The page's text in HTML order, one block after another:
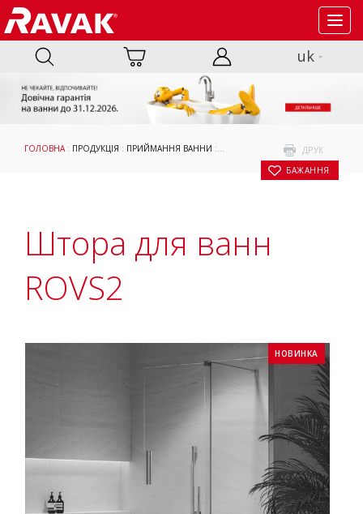
uk
ДРУК
БАЖАННЯ
ГОЛОВНА : ПРОДУКЦІЯ : ПРИЙМАННЯ ВАННИ : ШТОРИ ТА ДВЕРІ ДЛЯ ВАНН
Штора для ванн
ROVS2
НОВИНКА